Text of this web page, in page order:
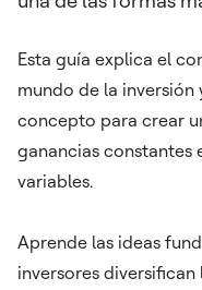
Esta guía explica el
mundo de la
concepto para crear
ganancias constantes
variables.
Aprende las ideas
inversores